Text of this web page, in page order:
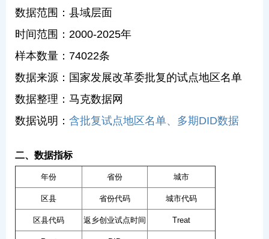
数据范围：县域层面
时间范围：2000-2025年
样本数量：74022条
数据来源：国家发展改革委批复的试点地区名单
数据整理：马克数据网
数据说明： 含批复试点地区名单、多期DID数据
二、数据指标
年份 省份 城市
区县 省份代码 城市代码
区县代码 返乡创业试点时间 Treat